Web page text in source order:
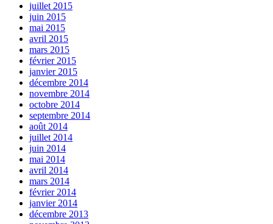
juillet 2015
juin 2015
mai 2015
avril 2015
mars 2015
février 2015
janvier 2015
décembre 2014
novembre 2014
octobre 2014
septembre 2014
août 2014
juillet 2014
juin 2014
mai 2014
avril 2014
mars 2014
février 2014
janvier 2014
décembre 2013